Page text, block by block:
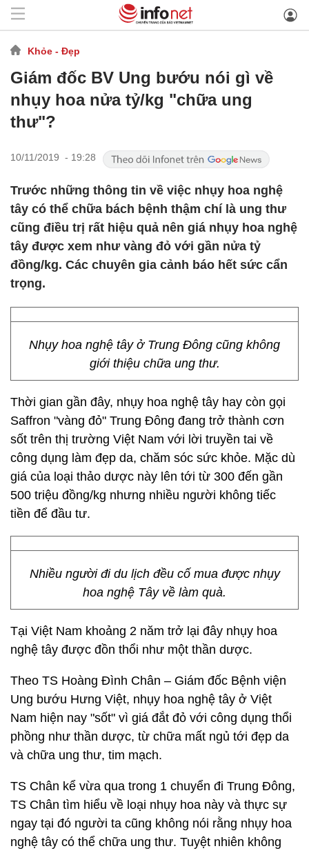
Khỏe - Đẹp
Giám đốc BV Ung bướu nói gì về
nhụy hoa nửa tỷ/kg "chữa ung
thư"?
10/11/2019 - 19:28
Trước những thông tin về việc nhụy hoa nghệ
tây có thể chữa bách bệnh thậm chí là ung thư
cũng điều trị rất hiệu quả nên giá nhụy hoa nghệ
tây được xem như vàng đỏ với gần nửa tỷ
đồng/kg. Các chuyên gia cảnh báo hết sức cẩn
trọng.
Nhụy hoa nghệ tây ở Trung Đông cũng không
giới thiệu chữa ung thư.
Thời gian gần đây, nhụy hoa nghệ tây hay còn gọi
Saffron "vàng đỏ" Trung Đông đang trở thành cơn
sốt trên thị trường Việt Nam với lời truyền tai về
công dụng làm đẹp da, chăm sóc sức khỏe. Mặc dù
giá của loại thảo dược này lên tới từ 300 đến gần
500 triệu đồng/kg nhưng nhiều người không tiếc
tiền để đầu tư.
Nhiều người đi du lịch đều cố mua được nhụy
hoa nghệ Tây về làm quà.
Tại Việt Nam khoảng 2 năm trở lại đây nhụy hoa
nghệ tây được đồn thổi như một thần dược.
Theo TS Hoàng Đình Chân – Giám đốc Bệnh viện
Ung bướu Hưng Việt, nhụy hoa nghệ tây ở Việt
Nam hiện nay "sốt" vì giá đắt đỏ với công dụng thổi
phồng như thần dược, từ chữa mất ngủ tới đẹp da
và chữa ung thư, tim mạch.
TS Chân kể vừa qua trong 1 chuyển đi Trung Đông,
TS Chân tìm hiểu về loại nhụy hoa này và thực sự
ngay tại đó người ta cũng không nói rằng nhụy hoa
nghệ tây có thể chữa ung thư. Tuyệt nhiên không